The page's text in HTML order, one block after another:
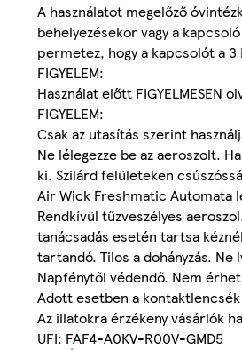
A használatot megelőző
behelyezésekor vagy a
permetez, hogy a kapcsolót a
FIGYELEM:
Használat előtt FIGYELMESEN
FIGYELEM:
Csak az utasítás szerint
Ne lélegezze be az aeroszolt.
ki. Szilárd felületeken
Air Wick Freshmatic Automata
Rendkívül tűzveszélyes
tanácsadás esetén tartsa
tartandó. Tilos a dohányzás.
Napfénytől védendő. Nem
Adott esetben a
Az illatokra érzékeny vásárlók
UFI: FAF4-A0KV-R00V-GMD5